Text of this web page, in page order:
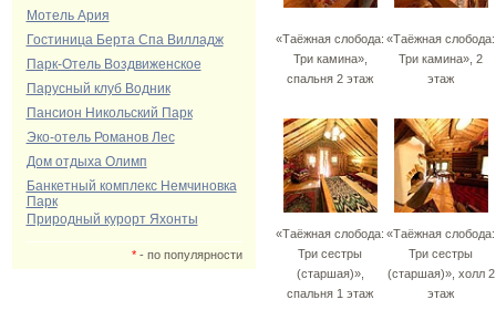
Мотель Ария
Гостиница Берта Спа Вилладж
Парк-Отель Воздвиженское
Парусный клуб Водник
Пансион Никольский Парк
Эко-отель Романов Лес
Дом отдыха Олимп
Банкетный комплекс Немчиновка
Парк
Природный курорт Яхонты
*- по популярности
«Таёжная слобода:
Три камина»,
спальня 2 этаж
«Таёжная слобода:
Три камина», 2
этаж
«Таёжная слобода:
Три сестры
(старшая)»,
спальня 1 этаж
«Таёжная слобода:
Три сестры
(старшая)», холл 2
этаж